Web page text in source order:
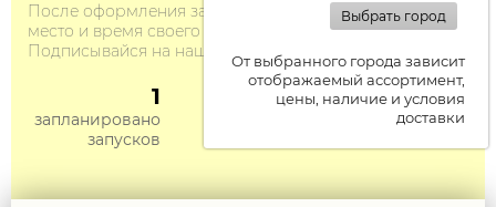
Выбрать город
От выбранного города зависит
отображаемый ассортимент,
цены, наличие и условия
доставки
После оформления заказа, ты тоже сможешь указать
место и время своего запуска.
Подписывайся на наш TG-канал
1
запланировано
запусков